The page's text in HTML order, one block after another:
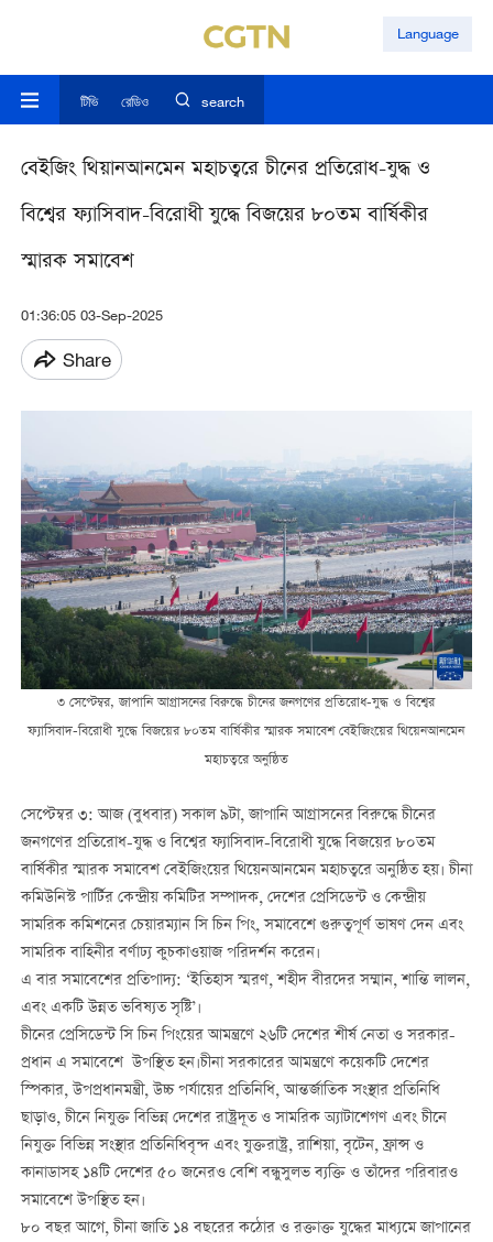
Language
টিভি রেডিও search
বেইজিং থিয়ানআনমেন মহাচত্বরে চীনের প্রতিরোধ-যুদ্ধ ও
বিশ্বের ফ্যাসিবাদ-বিরোধী যুদ্ধে বিজয়ের ৮০তম বার্ষিকীর
স্মারক সমাবেশ
01:36:05 03-Sep-2025
Share
৩ সেপ্টেম্বর, জাপানি আগ্রাসনের বিরুদ্ধে চীনের জনগণের প্রতিরোধ-যুদ্ধ ও বিশ্বের
ফ্যাসিবাদ-বিরোধী যুদ্ধে বিজয়ের ৮০তম বার্ষিকীর স্মারক সমাবেশ বেইজিংয়ের থিয়েনআনমেন
মহাচত্বরে অনুষ্ঠিত
সেপ্টেম্বর ৩: আজ (বুধবার) সকাল ৯টা, জাপানি আগ্রাসনের বিরুদ্ধে চীনের
জনগণের প্রতিরোধ-যুদ্ধ ও বিশ্বেরফ্যাসিবাদ-বিরোধী যুদ্ধে বিজয়ের ৮০তম
বার্ষিকীরস্মারক সমাবেশ বেইজিংয়ের থিয়েনআনমেন মহাচত্বরে অনুষ্ঠিত হয়। চীনা
কমিউনিস্ট পার্টির কেন্দ্রীয় কমিটির সম্পাদক, দেশের প্রেসিডেন্ট ও কেন্দ্রীয়
সামরিক কমিশনের চেয়ারম্যান সি চিন পিং, সমাবেশে গুরুত্বপূর্ণ ভাষণ দেন এবং
সামরিক বাহিনীর বর্ণাঢ্য কুচকাওয়াজ পরিদর্শন করেন।
এ বার সমাবেশের প্রতিপাদ্য: ‘ইতিহাস স্মরণ, শহীদ বীরদের সম্মান, শান্তি লালন,
এবং একটি উন্নত ভবিষ্যত সৃষ্টি’।
চীনের প্রেসিডেন্ট সি চিন পিংয়ের আমন্ত্রণে ২৬টি দেশের শীর্ষ নেতা ও সরকার-
প্রধান এ সমাবেশে উপস্থিত হন।চীনা সরকারের আমন্ত্রণে কয়েকটি দেশের
স্পিকার, উপপ্রধানমন্ত্রী, উচ্চ পর্যায়ের প্রতিনিধি, আন্তর্জাতিক সংস্থার প্রতিনিধি
ছাড়াও, চীনে নিযুক্ত বিভিন্ন দেশের রাষ্ট্রদূত ও সামরিক অ্যাটাশেগণ এবং চীনে
নিযুক্ত বিভিন্ন সংস্থার প্রতিনিধিবৃন্দ এবং যুক্তরাষ্ট্র, রাশিয়া, বৃটেন, ফ্রান্স ও
কানাডাসহ ১৪টি দেশের ৫০ জনেরও বেশি বন্ধুসুলভ ব্যক্তি ও তাঁদের পরিবারও
সমাবেশে উপস্থিত হন।
৮০ বছর আগে, চীনা জাতি ১৪ বছরের কঠোর ও রক্তাক্ত যুদ্ধের মাধ্যমে জাপানের